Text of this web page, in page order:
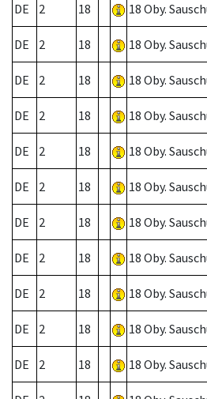
DE
2 18 18 Oby.
DE 2 18 18 Oby.
DE 2 18 18 Oby.
DE 2 18 18 Oby.
DE 2 18 18 Oby.
DE 2 18 18 Oby.
DE 2 18 18 Oby.
DE 2 18 18 Oby.
DE 2 18 18 Oby.
DE 2 18 18 Oby.
DE 2 18 18 Oby.